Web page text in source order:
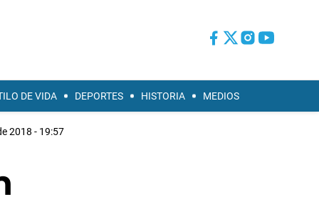
DE VIDA DEPORTES HISTORIA MEDIOS
2018 - 19:57